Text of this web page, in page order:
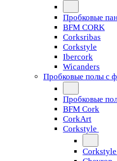
Пробковые
BFM CORK
Corksribas
Corkstyle
Ibercork
Wicanders
Пробковые полы с
Пробковые
BFM Cork
CorkArt
Corkstyle
Corkstyle